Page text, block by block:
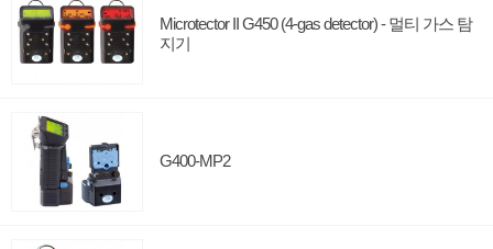
Microtector II G450 (4-gas detector) - 멀티 가스 탐
지기
G400-MP2